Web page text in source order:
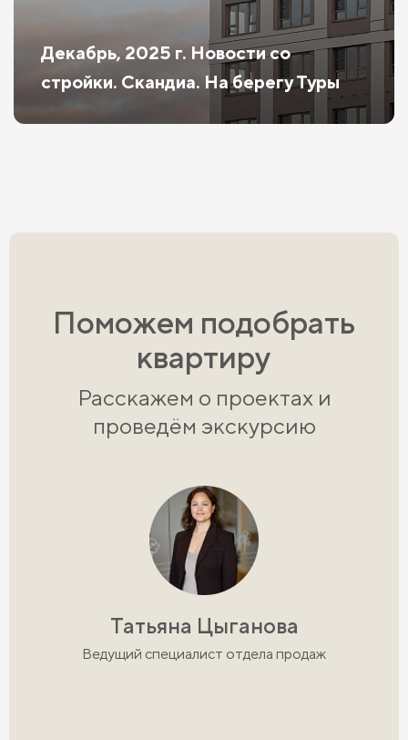
Декабрь, 2025 г. Новости со
стройки. Скандиа. На берегу Туры
Поможем подобрать
квартиру
Расскажем о проектах и
проведём экскурсию
Татьяна Цыганова
Ведущий специалист отдела продаж